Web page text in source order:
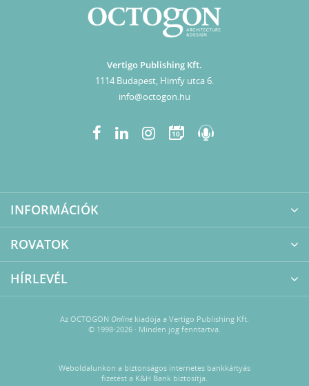
Vertigo Publishing Kft.
1114 Budapest, Himfy utca 6.
info@octogon.hu
10
INFORMÁCIÓK
ROVATOK
HÍRLEVÉL
Az OCTOGON Online kiadója a Vertigo Publishing Kft.
© 1998-2026 · Minden jog fenntartva.
Weboldalunkon a biztonságos internetes bankkártyás
fizetést a K&H Bank biztosítja.